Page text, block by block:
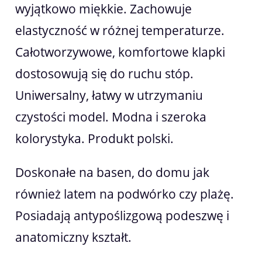
wyjątkowo miękkie. Zachowuje
elastyczność w różnej temperaturze.
Całotworzywowe, komfortowe klapki
dostosowują się do ruchu stóp.
Uniwersalny, łatwy w utrzymaniu
czystości model. Modna i szeroka
kolorystyka. Produkt polski.
Doskonałe na basen, do domu jak
również latem na podwórko czy plażę.
Posiadają antypoślizgową podeszwę i
anatomiczny kształt.